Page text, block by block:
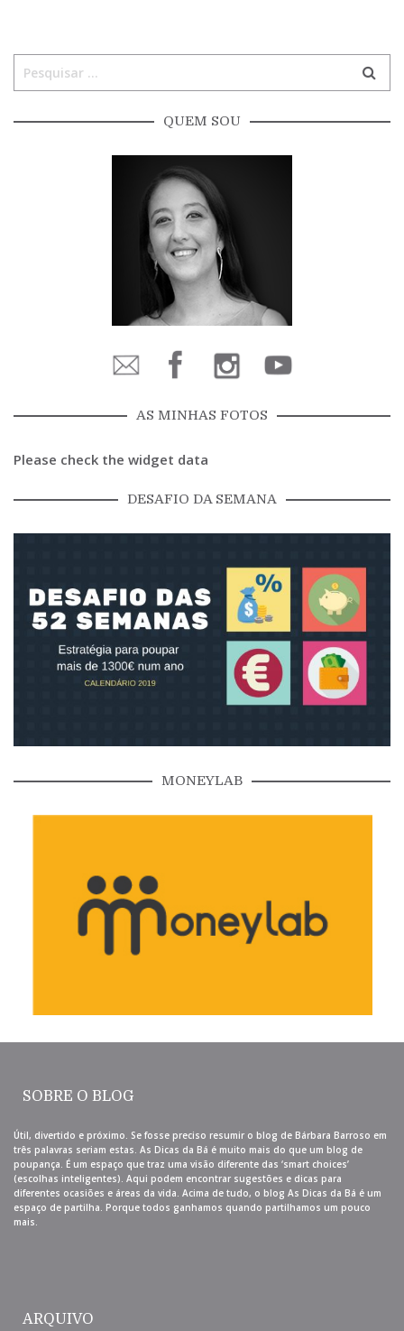
QUEM SOU
AS MINHAS FOTOS
Please check the widget data
DESAFIO DA SEMANA
MONEYLAB
SOBRE O BLOG
Útil, divertido e próximo. Se fosse preciso resumir o blog de Bárbara Barroso em
três palavras seriam estas. As Dicas da Bá é muito mais do que um blog de
poupança. É um espaço que traz uma visão diferente das ‘smart choices’
(escolhas inteligentes). Aqui podem encontrar sugestões e dicas para
diferentes ocasiões e áreas da vida. Acima de tudo, o blog As Dicas da Bá é um
espaço de partilha. Porque todos ganhamos quando partilhamos um pouco
mais.
ARQUIVO